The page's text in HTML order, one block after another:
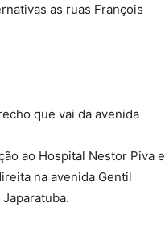
as ruas François
que vai da avenida
ao Hospital Nestor Piva e
na avenida Gentil